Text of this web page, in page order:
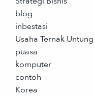
blog
inbestasi
Usaha Ternak
puasa
komputer
contoh
Korea